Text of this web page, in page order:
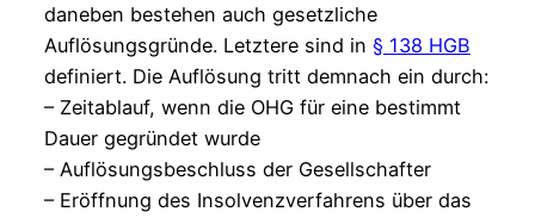
daneben bestehen auch gesetzliche
Auflösungsgründe. Letztere sind in § 138 HGB
definiert. Die Auflösung tritt demnach ein durch:
– Zeitablauf, wenn die OHG für eine bestimmt
Dauer gegründet wurde
– Auflösungsbeschluss der Gesellschafter
– Eröffnung des Insolvenzverfahrens über das